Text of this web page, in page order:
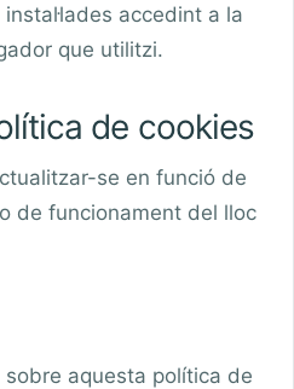
accedint a la
que utilitzi.
de cookies
se en funció de
de funcionament del lloc
aquesta política de